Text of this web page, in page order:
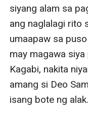
siyang alam sa
ang naglalagi rito
umaapaw sa
may magawa
Kagabi, nakita
amang si Deo
isang bote ng alak.